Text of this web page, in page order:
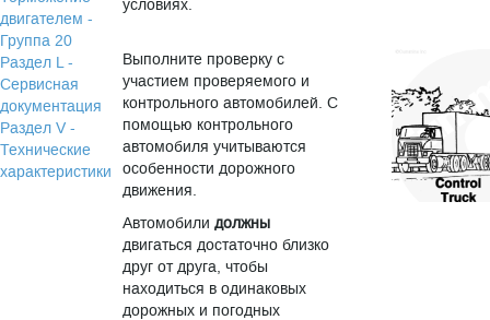
двигателем -
Группа 20
Раздел L -
Сервисная
документация
Раздел V -
Технические
характеристики
условиях.
Выполните проверку с
участием проверяемого и
контрольного автомобилей. С
помощью контрольного
автомобиля учитываются
особенности дорожного
движения.
Автомобилидолжны
двигаться достаточно близко
друг от друга, чтобы
находиться в одинаковых
дорожных и погодных